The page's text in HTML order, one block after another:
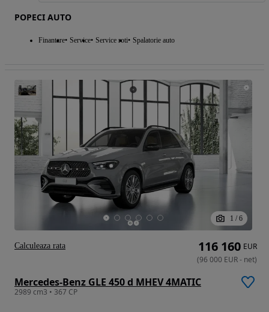
POPECI AUTO
Finantare Service Service roti Spalatorie auto
1 / 6
Mercedes-Benz GLE 450 d MHEV 4MATIC
2989 cm3 • 367 CP
116 160 EUR
(96 000 EUR- net)
Calculeaza rata